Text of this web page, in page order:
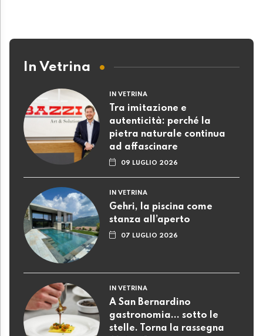
In Vetrina
IN VETRINA
Tra imitazione e
autenticità: perché la
pietra naturale continua
ad affascinare
09 LUGLIO 2026
IN VETRINA
Gehri, la piscina come
stanza all’aperto
07 LUGLIO 2026
IN VETRINA
A San Bernardino
gastronomia... sotto le
stelle. Torna la rassegna